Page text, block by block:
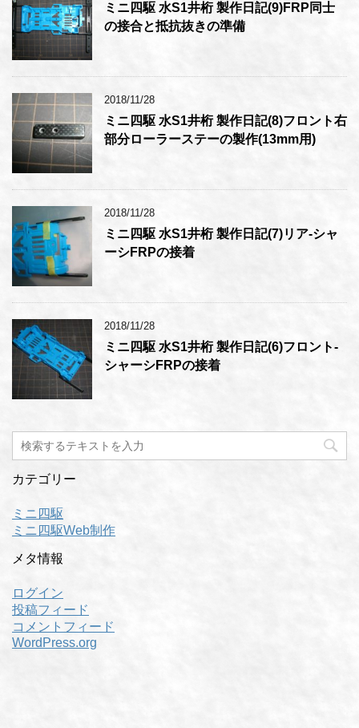
ミニ四駆 水S1井桁 製作日記(9)FRP同士
の接合と抵抗抜きの準備
2018/11/28
ミニ四駆 水S1井桁 製作日記(8)フロント右
部分ローラーステーの製作(13mm用)
2018/11/28
ミニ四駆 水S1井桁 製作日記(7)リア-シャ
ーシFRPの接着
2018/11/28
ミニ四駆 水S1井桁 製作日記(6)フロント-
シャーシFRPの接着
カテゴリー
ミニ四駆
ミニ四駆Web制作
メタ情報
ログイン
投稿フィード
コメントフィード
WordPress.org